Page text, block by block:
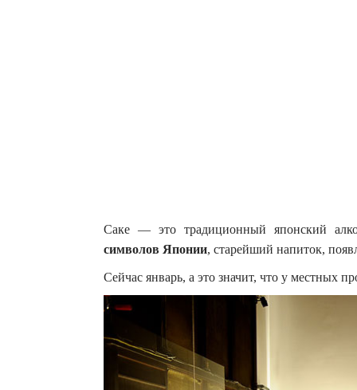
Саке — это традиционный японский
символов Японии, старейший напиток,
Сейчас январь, а это значит, что у местных